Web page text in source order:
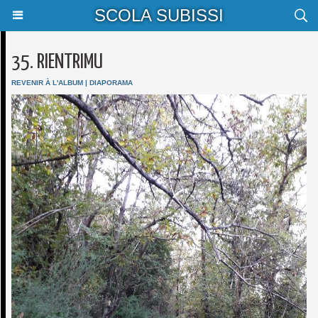
SCOLA SUBISSI
35. RIENTRIMU
REVENIR À L'ALBUM | DIAPORAMA